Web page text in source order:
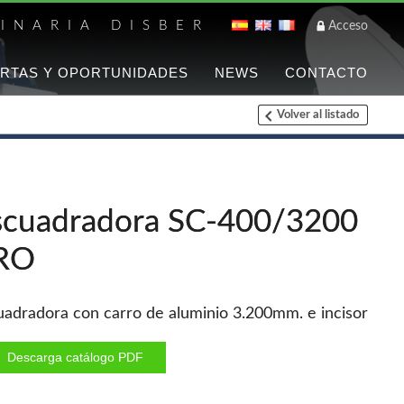
DISBER Acceso
Y OPORTUNIDADES NEWS CONTACTO
Listado de
Clavadoras Batería
Grapadoras Bateria
Volver al listado
SC-400/3200
con carro de aluminio 3.200mm. e incisor
Descarga catálogo PDF